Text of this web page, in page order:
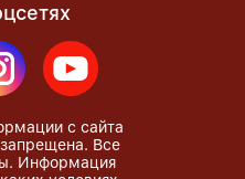
с сайта
Все
Информация